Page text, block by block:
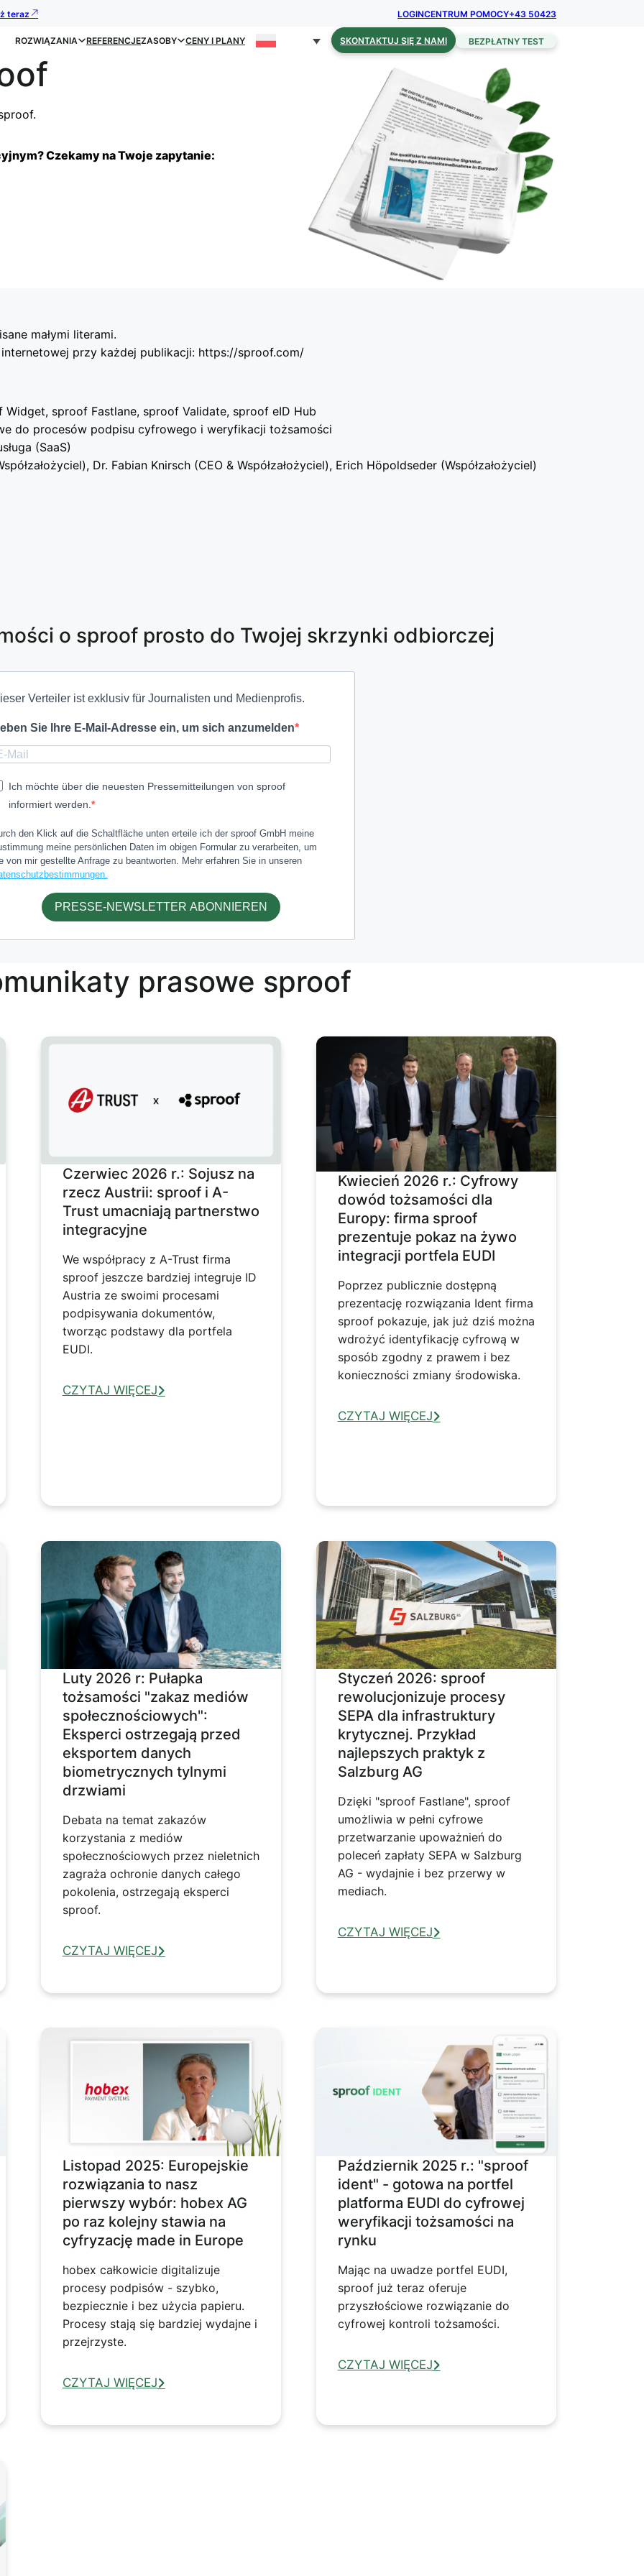
teraz LOGINCENTRUM POMOCY+43 50423
ROZWIĄZANIA REFERENCJEZASOBY CENY I PLANY SKONTAKTUJ SIĘ Z NAMI BEZPŁATNY TEST
Czekamy na Twoje zapytanie:
małymi literami.
przy każdej publikacji: https://sproof.com/
sproof Fastlane, sproof Validate, sproof eID Hub
do procesów podpisu cyfrowego i weryfikacji tożsamości
(SaaS)
Dr. Fabian Knirsch (CEO & Współzałożyciel), Erich Höpoldseder (Współzałożyciel)
o sproof prosto do Twojej skrzynki odbiorczej
Verteiler ist exklusiv für Journalisten und Medienprofis.
Sie Ihre E-Mail-Adresse ein, um sich anzumelden
Ich möchte über die neuesten Pressemitteilungen von sproof
informiert werden.
den Klick auf die Schaltfläche unten erteile ich der sproof GmbH meine
meine persönlichen Daten im obigen Formular zu verarbeiten, um
von mir gestellte Anfrage zu beantworten. Mehr erfahren Sie in unseren
PRESSE-NEWSLETTER ABONNIEREN
prasowe sproof
Czerwiec 2026 r.: Sojusz na
rzecz Austrii: sproof i A-
Trust umacniają partnerstwo
integracyjne
We współpracy z A-Trust firma
sproof jeszcze bardziej integruje ID
Austria ze swoimi procesami
podpisywania dokumentów,
tworząc podstawy dla portfela
EUDI.
CZYTAJ WIĘCEJ
Kwiecień 2026 r.: Cyfrowy
dowód tożsamości dla
Europy: firma sproof
prezentuje pokaz na żywo
integracji portfela EUDI
Poprzez publicznie dostępną
prezentację rozwiązania Ident firma
sproof pokazuje, jak już dziś można
wdrożyć identyfikację cyfrową w
sposób zgodny z prawem i bez
konieczności zmiany środowiska.
CZYTAJ WIĘCEJ
Luty 2026 r: Pułapka
tożsamości "zakaz mediów
społecznościowych":
Eksperci ostrzegają przed
eksportem danych
biometrycznych tylnymi
drzwiami
Debata na temat zakazów
korzystania z mediów
społecznościowych przez nieletnich
zagraża ochronie danych całego
pokolenia, ostrzegają eksperci
sproof.
CZYTAJ WIĘCEJ
Styczeń 2026: sproof
rewolucjonizuje procesy
SEPA dla infrastruktury
krytycznej. Przykład
najlepszych praktyk z
Salzburg AG
Dzięki "sproof Fastlane", sproof
umożliwia w pełni cyfrowe
przetwarzanie upoważnień do
poleceń zapłaty SEPA w Salzburg
AG - wydajnie i bez przerwy w
mediach.
CZYTAJ WIĘCEJ
Listopad 2025: Europejskie
rozwiązania to nasz
pierwszy wybór: hobex AG
po raz kolejny stawia na
cyfryzację made in Europe
hobex całkowicie digitalizuje
procesy podpisów - szybko,
bezpiecznie i bez użycia papieru.
Procesy stają się bardziej wydajne i
przejrzyste.
CZYTAJ WIĘCEJ
Październik 2025 r.: "sproof
ident" - gotowa na portfel
platforma EUDI do cyfrowej
weryfikacji tożsamości na
rynku
Mając na uwadze portfel EUDI,
sproof już teraz oferuje
przyszłościowe rozwiązanie do
cyfrowej kontroli tożsamości.
CZYTAJ WIĘCEJ